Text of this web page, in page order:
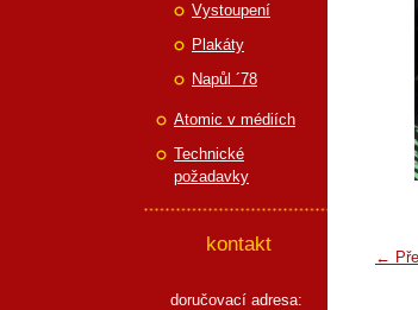
←
Vystoupení
Plakáty
Napůl ´78
Atomic v médiích
Technické
požadavky
kontakt
doručovací adresa: